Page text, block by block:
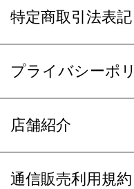
特定商取引法表記
プライバシーポ
店舗紹介
通信販売利用規約